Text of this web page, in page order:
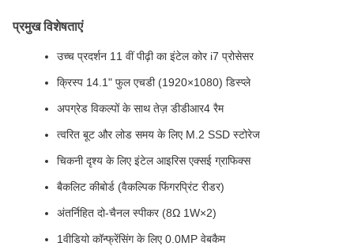
प्रमुख विशेषताएं
उच्च प्रदर्शन 11 वीं पीढ़ी का इंटेल कोर i7 प्रोसेसर
क्रिस्प 14.1" फुल एचडी (1920×1080) डिस्प्ले
अपग्रेड विकल्पों के साथ तेज़ डीडीआर4 रैम
त्वरित बूट और लोड समय के लिए M.2 SSD स्टोरेज
चिकनी दृश्य के लिए इंटेल आइरिस एक्सई ग्राफिक्स
बैकलिट कीबोर्ड (वैकल्पिक फिंगरप्रिंट रीडर)
अंतर्निहित दो-चैनल स्पीकर (8Ω 1W×2)
1वीडियो कॉन्फ्रेंसिंग के लिए 0.0MP वेबकैम